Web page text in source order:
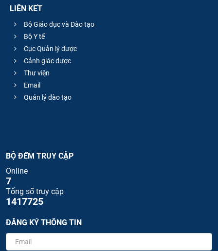
LIÊN KẾT
Bộ Giáo dục và Đào tạo
Bộ Y tế
Cục Quản lý dược
Cảnh giác dược
Thư viện
Email
Quản lý đào tạo
BỘ ĐẾM TRUY CẬP
Online
7
Tổng số truy cập
1417725
ĐĂNG KÝ THÔNG TIN